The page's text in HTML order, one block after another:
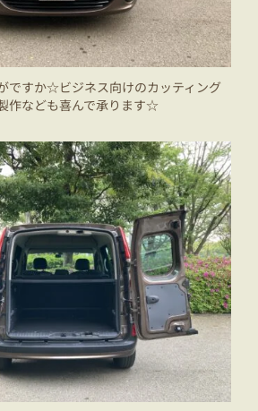
ですか☆ビジネス向けのカッティング
作なども喜んで承ります☆